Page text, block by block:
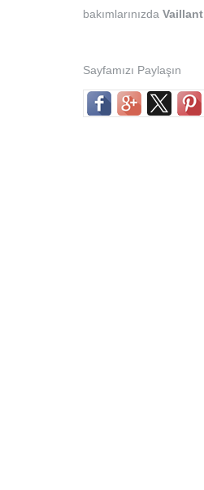
bakımlarınızda Vaillant
Sayfamızı Paylaşın